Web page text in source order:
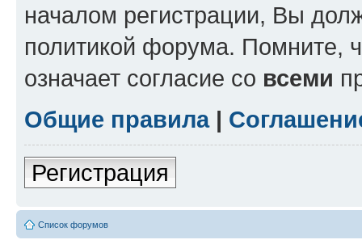
началом регистрации, Вы
политикой форума. Помните,
означает согласие со всеми
Общие правила|
Регистрация
Список форумов